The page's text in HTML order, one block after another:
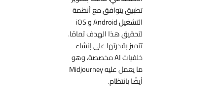
تطبيق يتوافق مع أنظمة
التشغيل Android و iOS
لتحقيق هذا الهدف تمامًا.
تتميز بقدرتها على إنشاء
خلفيات AI مخصصة، وهو
ما يعمل عليه Midjourney
أيضًا بانتظام.